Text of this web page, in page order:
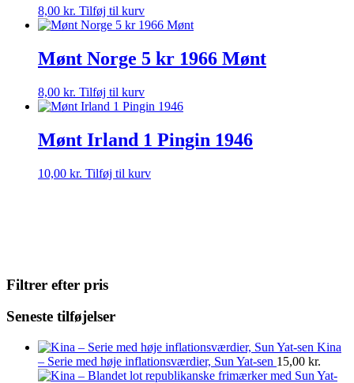
8,00 kr. Tilføj til kurv
Mønt Norge 5 kr 1966 Mønt
8,00 kr. Tilføj til kurv
Mønt Irland 1 Pingin 1946
10,00 kr. Tilføj til kurv
Filtrer efter pris
Seneste tilføjelser
Kina
– Serie med høje inflationsværdier, Sun Yat-sen 15,00 kr.